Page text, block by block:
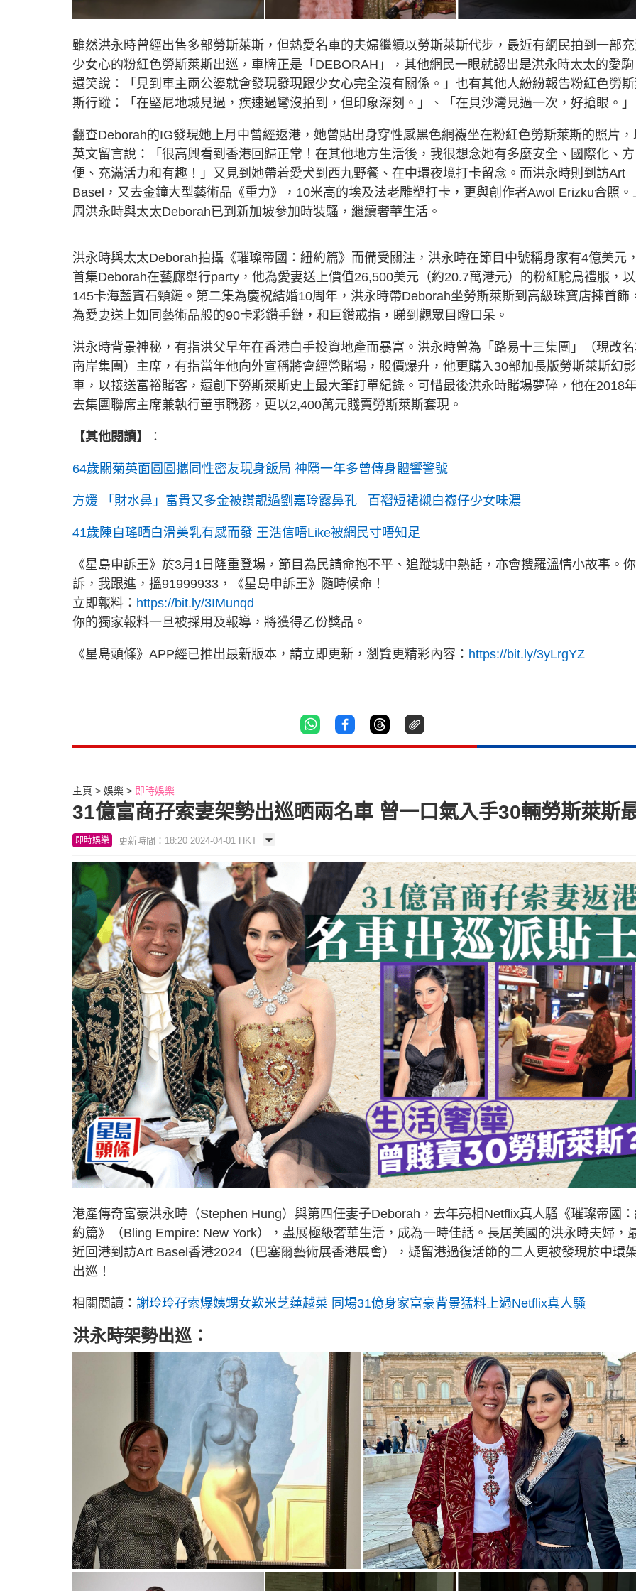
雖然洪永時曾經出售多部勞斯萊斯，但熱愛名車的夫婦繼續以勞斯萊斯代步，最近有網民拍到一部
少女心的粉紅色勞斯萊斯出巡，車牌正是「DEBORAH」，其他網民一眼就認出是洪永時太太的愛駒
還笑說：「見到車主兩公婆就會發現發現跟少女心完全沒有關係。」也有其他人紛紛報告粉紅色勞
斯行蹤：「在堅尼地城見過，疾速過彎沒拍到，但印象深刻。」、「在貝沙灣見過一次，好搶眼。」
翻查Deborah的IG發現她上月中曾經返港，她曾貼出身穿性感黑色網襪坐在粉紅色勞斯萊斯的照片，
英文留言說：「很高興看到香港回歸正常！在其他地方生活後，我很想念她有多麼安全、國際化、方
便、充滿活力和有趣！」又見到她帶着愛犬到西九野餐、在中環夜境打卡留念。而洪永時則到訪Art
Basel，又去金鐘大型藝術品《重力》，10米高的埃及法老雕塑打卡，更與創作者Awol Erizku合照。
周洪永時與太太Deborah已到新加坡參加時裝騷，繼續奢華生活。
洪永時與太太Deborah拍攝《璀璨帝國：紐約篇》而備受關注，洪永時在節目中號稱身家有4億美元，
首集Deborah在藝廊舉行party，他為愛妻送上價值26,500美元（約20.7萬港元）的粉紅駝鳥禮服，
145卡海藍寶石頸鏈。第二集為慶祝結婚10周年，洪永時帶Deborah坐勞斯萊斯到高級珠寶店揀首飾
為愛妻送上如同藝術品般的90卡彩鑽手鏈，和巨鑽戒指，睇到觀眾目瞪口呆。
洪永時背景神秘，有指洪父早年在香港白手投資地產而暴富。洪永時曾為「路易十三集團」（現改
南岸集團）主席，有指當年他向外宣稱將會經營賭場，股價爆升，他更購入30部加長版勞斯萊斯幻
車，以接送富裕賭客，還創下勞斯萊斯史上最大筆訂單紀錄。可惜最後洪永時賭場夢碎，他在2018
去集團聯席主席兼執行董事職務，更以2,400萬元賤賣勞斯萊斯套現。
【其他閱讀】 ：
64歲關菊英面圓圓攜同性密友現身飯局 神隱一年多曾傳身體響警號
方媛 「財水鼻」富貴又多金被讚靚過劉嘉玲露鼻孔 百褶短裙襯白襪仔少女味濃
41歲陳自瑤晒白滑美乳有感而發 王浩信唔Like被網民寸唔知足
《星島申訴王》於3月1日隆重登場，節目為民請命抱不平、追蹤城中熱話，亦會搜羅溫情小故事。
訴，我跟進，搵91999933，《星島申訴王》隨時候命！
立即報料： https://bit.ly/3IMunqd
你的獨家報料一旦被採用及報導，將獲得乙份獎品。
《星島頭條》APP經已推出最新版本，請立即更新，瀏覽更精彩內容： https://bit.ly/3yLrgYZ
主頁 娛樂 即時娛樂
31億富商孖索妻架勢出巡晒兩名車 曾一口氣入手30輛勞斯萊斯
即時娛樂 更新時間：18:20 2024-04-01 HKT
港產傳奇富豪洪永時（Stephen Hung）與第四任妻子Deborah，去年亮相Netflix真人騷《璀璨帝國
約篇》（Bling Empire: New York），盡展極級奢華生活，成為一時佳話。長居美國的洪永時夫婦，
近回港到訪Art Basel香港2024（巴塞爾藝術展香港展會），疑留港過復活節的二人更被發現於中環
出巡！
相關閱讀： 謝玲玲孖索爆姨甥女歎米芝蓮越菜 同場31億身家富豪背景猛料上過Netflix真人騷
洪永時架勢出巡：